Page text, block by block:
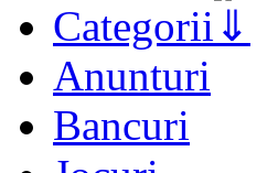
Categorii
Anunturi
Bancuri